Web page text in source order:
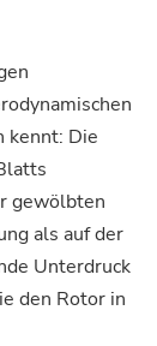
kennt: Die
gewölbten
als auf der
Unterdruck
den Rotor in